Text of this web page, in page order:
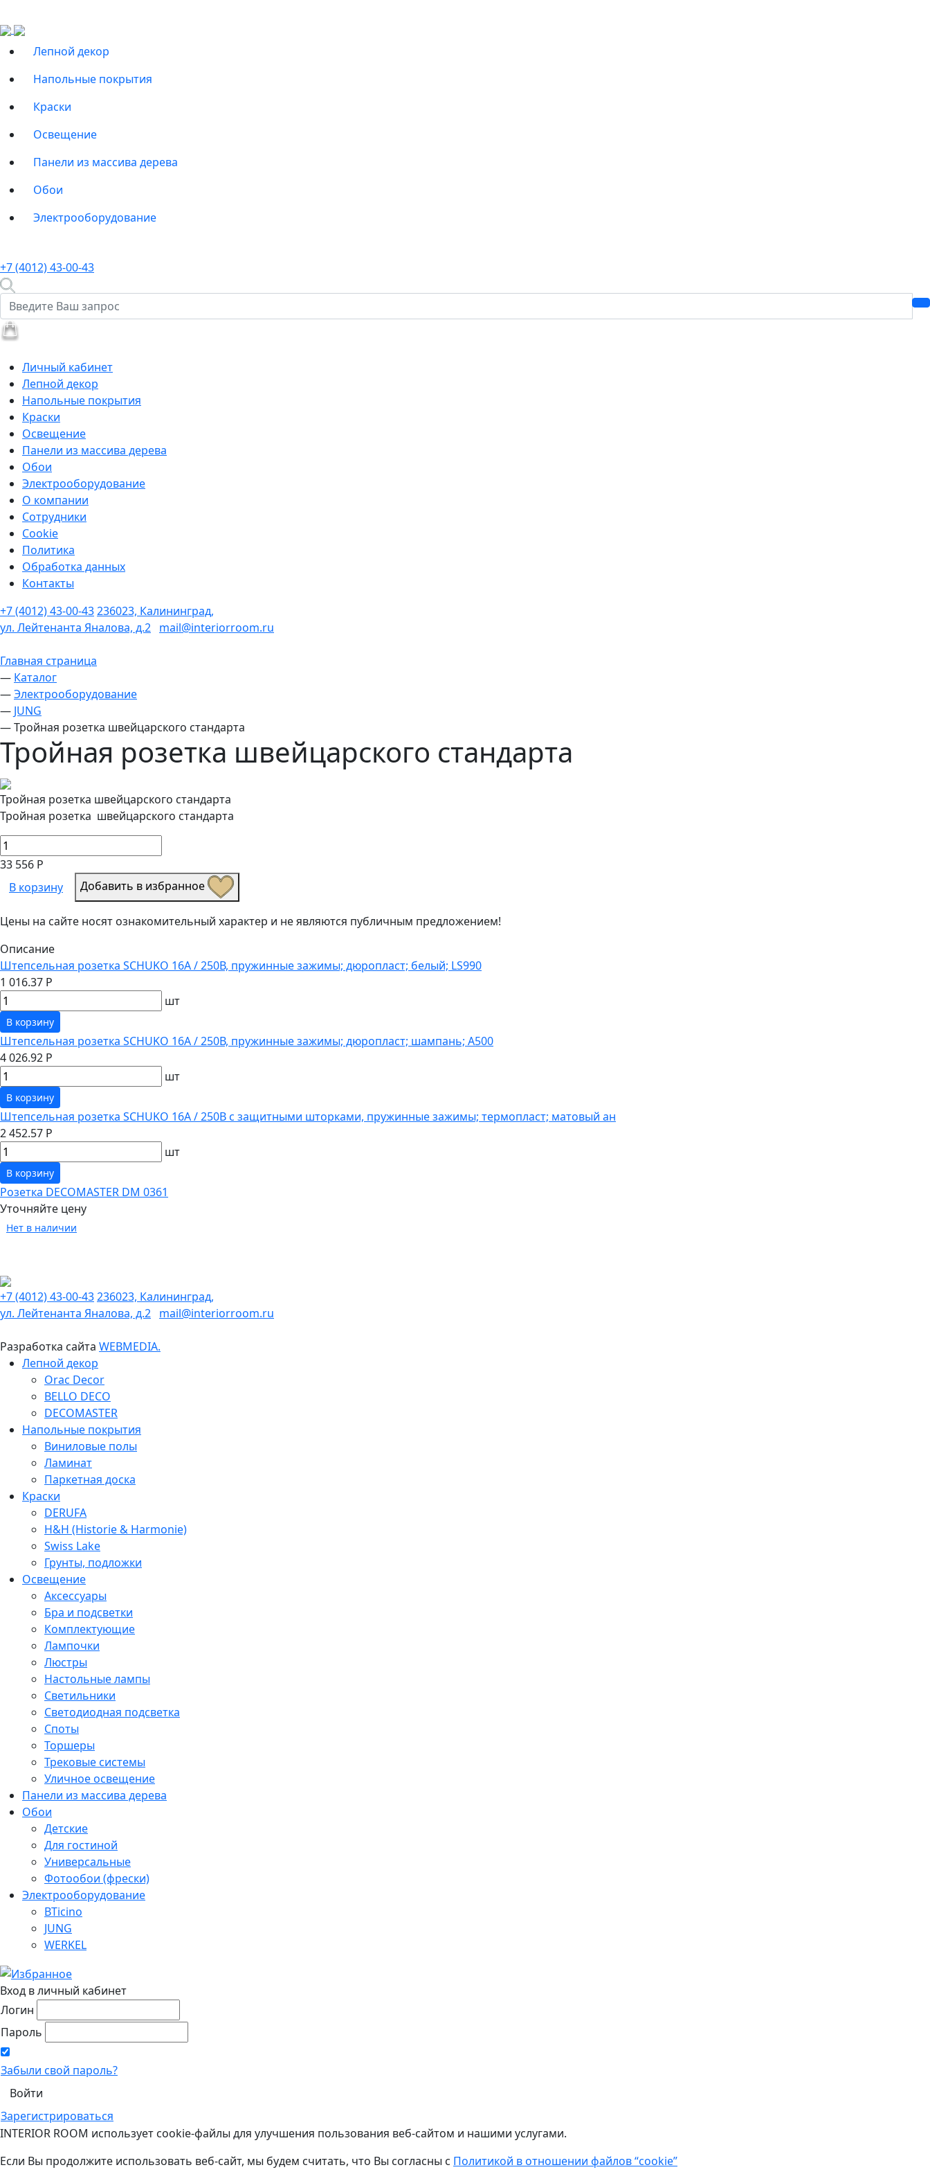
Лепной декор
Напольные покрытия
Краски
Освещение
Панели из массива дерева
Обои
Электрооборудование
+7 (4012) 43-00-43
Личный кабинет
Лепной декор
Напольные покрытия
Краски
Освещение
Панели из массива дерева
Обои
Электрооборудование
О компании
Сотрудники
Cookie
Политика
Обработка данных
Контакты
+7 (4012) 43-00-43236023, Калининград,
ул. Лейтенанта Яналова, д.2 mail@interiorroom.ru
Главная страница
— Каталог
—Электрооборудование
— JUNG
—Тройная розетка швейцарского стандарта
Тройная розетка швейцарского стандарта
Тройная розетка швейцарского стандарта
Тройная розетка швейцарского стандарта
33 556 Р
В корзину
Добавить в избранное
Цены на сайте носят ознакомительный характер и не являются публичным предложением!
Описание
Штепсельная розетка SCHUKO 16А / 250В, пружинные зажимы; дюропласт; белый; LS990
1 016.37 Р
шт
В корзину
Штепсельная розетка SCHUKO 16А / 250В, пружинные зажимы; дюропласт; шампань; A500
4 026.92 Р
шт
В корзину
Штепсельная розетка SCHUKO 16А / 250В с защитными шторками, пружинные зажимы; термопласт; матовый ан
2 452.57 Р
шт
В корзину
Розетка DECOMASTER DM 0361
Уточняйте цену
Нет в наличии
+7 (4012) 43-00-43236023, Калининград,
ул. Лейтенанта Яналова, д.2 mail@interiorroom.ru
Разработка сайта WEBMEDIA.
Лепной декор
Orac Decor
BELLO DECO
DECOMASTER
Напольные покрытия
Виниловые полы
Ламинат
Паркетная доска
Краски
DERUFA
H&H (Historie & Harmonie)
Swiss Lake
Грунты, подложки
Освещение
Аксессуары
Бра и подсветки
Комплектующие
Лампочки
Люстры
Настольные лампы
Светильники
Светодиодная подсветка
Споты
Торшеры
Трековые системы
Уличное освещение
Панели из массива дерева
Обои
Детские
Для гостиной
Универсальные
Фотообои (фрески)
Электрооборудование
BTicino
JUNG
WERKEL
Вход в личный кабинет
Логин
Пароль
Забыли свой пароль?
Зарегистрироваться
INTERIOR ROOM использует cookie-файлы для улучшения пользования веб-сайтом и нашими услугами.
Если Вы продолжите использовать веб-сайт, мы будем считать, что Вы согласны с Политикой в отношении файлов “cookie”